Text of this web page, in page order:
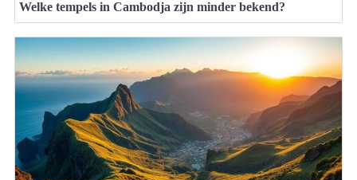
Welke tempels in Cambodja zijn minder bekend?